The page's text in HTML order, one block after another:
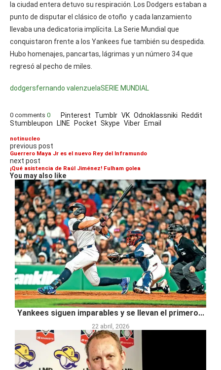
la ciudad entera detuvo su respiración. Los Dodgers estaban a
punto de disputar el clásico de otoño y cada lanzamiento
llevaba una dedicatoria implícita. La Serie Mundial que
conquistaron frente a los Yankees fue también su despedida.
Hubo homenajes, pancartas, lágrimas y un número 34 que
regresó al pecho de miles.
dodgersfernando valenzuelaSERIE MUNDIAL
0 comments 0 Pinterest Tumblr VK Odnoklassniki
Reddit
Stumbleupon
LINE Pocket Skype Viber Email
notinucleo
previous post
Guerrero Maya Jr es el nuevo Rey del Inframundo
next post
¡Qué asistencia de Raúl Jiménez! Fulham golea
You may also like
Yankees siguen imparables y se llevan el primero...
22 abril, 2026